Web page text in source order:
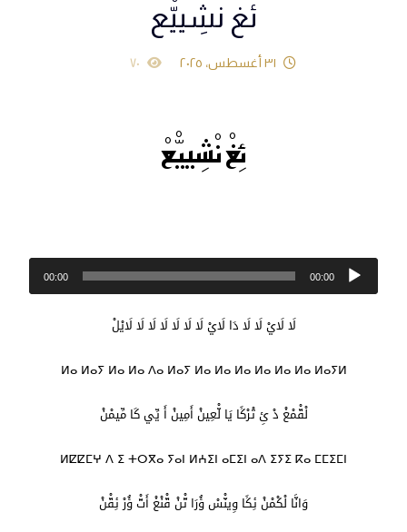
ئغ نشِييّْع
٣١ أغسطس، ٢٠٢٥ ٧٠
ئِغْ نْشِييّْعْ
مشغل
الصوت
00:00
00:00
لَا لَايْ لَا لَا دَا لَايْ لَا لَا لَا لَا لَا لَا لَايْلْ
ⵍⴰ ⵍⴰⵢ ⵍⴰ ⵍⴰ ⴷⴰ ⵍⴰⵢ ⵍⴰ ⵍⴰ ⵍⴰ ⵍⴰ ⵍⴰ ⵍⴰ ⵍⴰⵢⵍ
لْقّْمْغْ دْ ئِ تْرْݣَا يَا لّْعِينْ أَمِينْ أَ يِّي كَا مِّيمْنْ
ⵍⵇⵇⵎⵖ ⴷ ⵉ ⵜⵔⴳⴰ ⵢⴰⵏ ⵍⵄⵉⵏ ⴰⵎⵉⵏ ⴰⴷ ⵉⵢⵉ ⴽⴰ ⵎⵎⵉⵎⵏ
وَانَّا لْكْمْنْ ئِݣَا وِينّْسْ ؤُرَا تّْنْ قّْنْغْ أَتّْ ؤُرْ ئِقّْنْ